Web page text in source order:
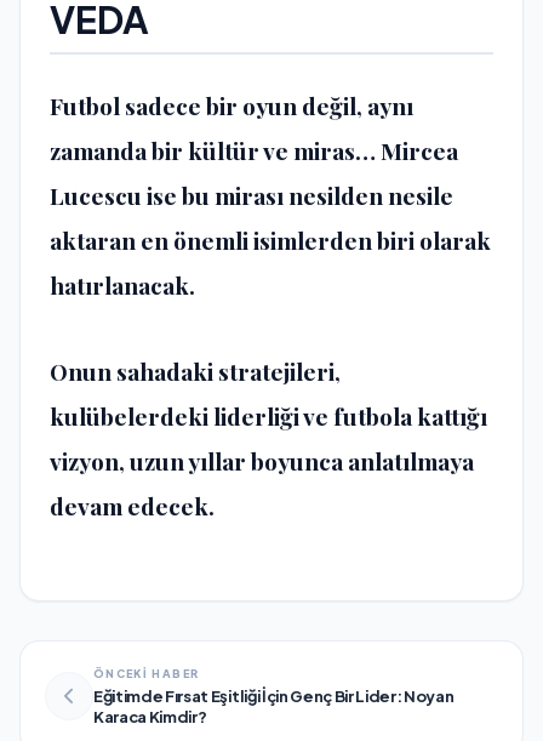
VEDA
Futbol sadece bir oyun değil, aynı
zamanda bir kültür ve miras… Mircea
Lucescu ise bu mirası nesilden nesile
aktaran en önemli isimlerden biri olarak
hatırlanacak.
Onun sahadaki stratejileri,
kulübelerdeki liderliği ve futbola kattığı
vizyon, uzun yıllar boyunca anlatılmaya
devam edecek.
ÖNCEKİ HABER
Eğitimde Fırsat Eşitliği İçin Genç Bir Lider: Noyan
Karaca Kimdir?